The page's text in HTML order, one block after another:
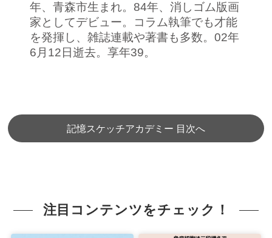
年、青森市生まれ。84年、消しゴム版画
家としてデビュー。コラム執筆でも才能
を発揮し、雑誌連載や著書も多数。02年
6月12日逝去。享年39。
記憶スケッチアカデミー 目次へ
注目コンテンツをチェック！